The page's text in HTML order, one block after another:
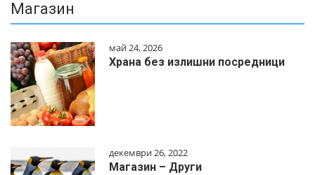
Магазин
май 24, 2026
Храна без излишни посредници
декември 26, 2022
Магазин – Други